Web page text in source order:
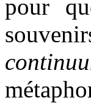
pour